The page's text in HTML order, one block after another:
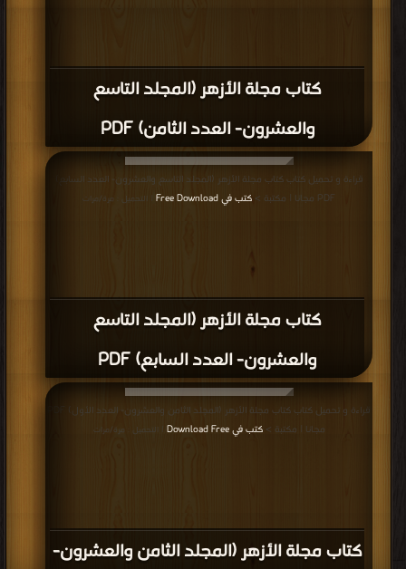
كتاب مجلة الأزهر (المجلد التاسع
والعشرون- العدد الثامن) PDF
كتاب مجلة الأزهر (المجلد التاسع
والعشرون- العدد السابع) PDF
قراءة و تحميل كتاب كتاب مجلة الأزهر (المجلد التاسع والعشرون- العدد السابع)
PDF مجانا | مكتبة >
كتب في Free Download | التحميل : مرة/مرات
كتاب مجلة الأزهر (المجلد الثامن والعشرون-
مجانا | مكتبة >كتب في Download Free | التحميل : مرة/مرات